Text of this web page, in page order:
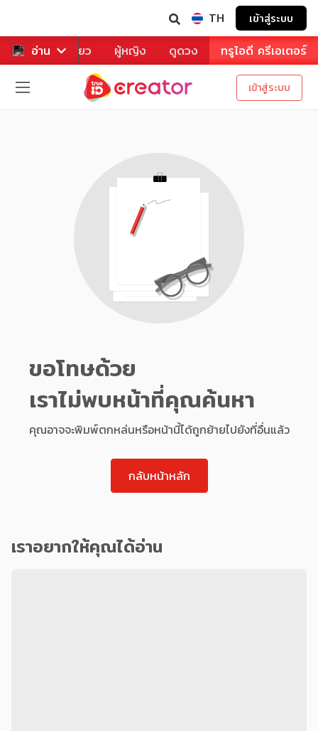
TH เข้าสู่ระบบ
อ่าน
หาร ท่องเที่ยว ผู้หญิง ดูดวง ทรูไอดี ครีเอเตอร์
เข้าสู่ระบบ
ขอโทษด้วย
เราไม่พบหน้าที่คุณค้นหา
คุณอาจจะพิมพ์ตกหล่นหรือหน้านี้ได้ถูกย้ายไปยังที่อื่นแล้ว
กลับหน้าหลัก
เราอยากให้คุณได้อ่าน